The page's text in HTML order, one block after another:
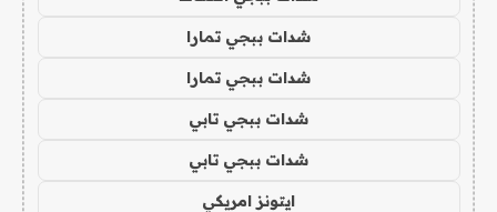
شدات ببجي تمارا
شدات ببجي تمارا
شدات ببجي تابي
شدات ببجي تابي
ايتونز امريكي